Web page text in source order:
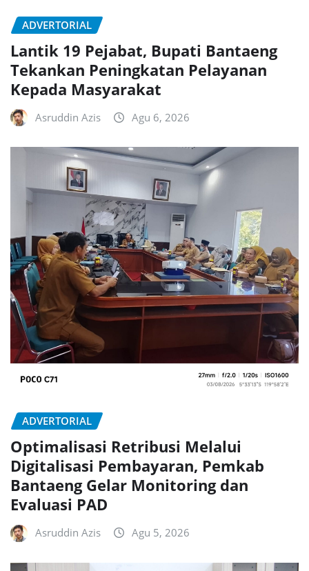
ADVERTORIAL
Lantik 19 Pejabat, Bupati Bantaeng
Tekankan Peningkatan Pelayanan
Kepada Masyarakat
Asruddin Azis Agu 6, 2026
ADVERTORIAL
Optimalisasi Retribusi Melalui
Digitalisasi Pembayaran, Pemkab
Bantaeng Gelar Monitoring dan
Evaluasi PAD
Asruddin Azis Agu 5, 2026